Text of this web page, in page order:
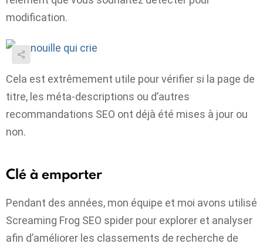
modification.
Cela est extrêmement utile pour vérifier si la page de
titre, les méta-descriptions ou d’autres
recommandations SEO ont déjà été mises à jour ou
non.
Clé à emporter
Pendant des années, mon équipe et moi avons utilisé
Screaming Frog SEO spider pour explorer et analyser
afin d’améliorer les classements de recherche de